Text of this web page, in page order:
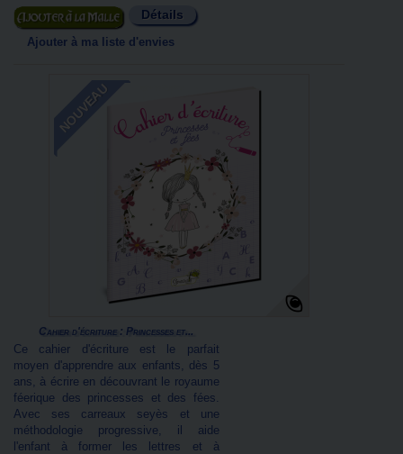
Ajouter au panier Détails
Ajouter à ma liste d'envies
NOUVEAU
Cahier d'écriture : Princesses et...
Ce cahier d'écriture est le parfait
moyen d'apprendre aux enfants, dès 5
ans, à écrire en découvrant le royaume
féerique des princesses et des fées.
Avec ses carreaux seyès et une
méthodologie progressive, il aide
l'enfant à former les lettres et à